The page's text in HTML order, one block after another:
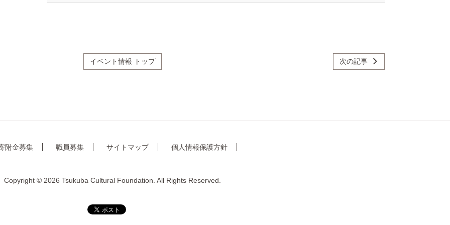
イベント情報 トップ 次の記事
附金募集 職員募集 サイトマップ 個人情報保護方針
Copyright © 2026 Tsukuba Cultural Foundation. All Rights Reserved.